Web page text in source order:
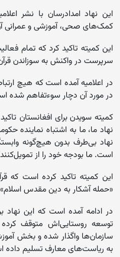
این نهاد امدادرسان با نشر
کمک‌های صحی، آموزشی و عمرانی
این کمیته تاکید کرد که تمام
سرپرست در واکنش به سوزاندن
در اعلامیه آمده است که هیچ
در مورد آن دچار سوءتفاهم شده
کمیته سویدن برای افغانستان
نهاد ما، ما به اشتباه نماینده‌
نهاد بی‌طرف بدون هیچ‌گونه
است. ما بودجه‌ خود را از
این کمیته تاکید کرده است که
«حمله آشکار به دین مقدس
در ادامه آمده است که این نهاد
توسعه روستایی‌اش متوقف
سازمان‌ها واگذار شده و بخش‌
به ریاست‌های معارف تسلیم داده